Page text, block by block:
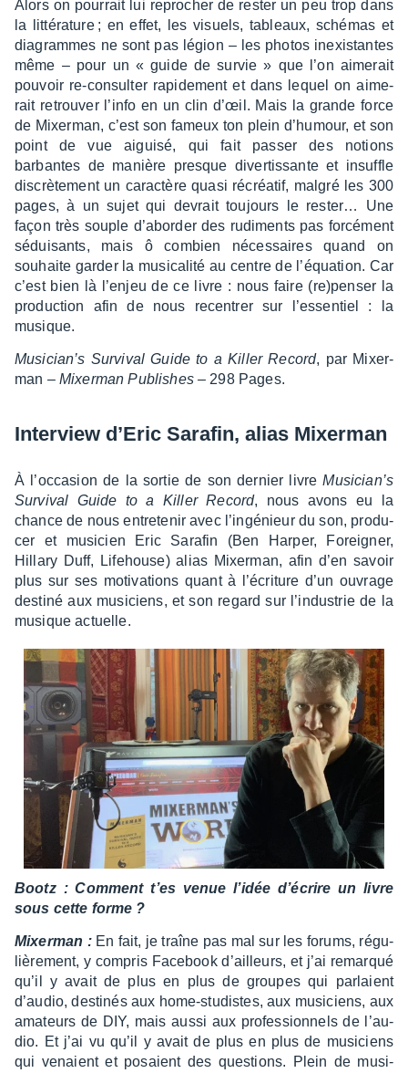
Alors on pour­rait lui repro­cher de rester un peu trop dans
la litté­ra­ture ; en effet, les visuels, tableaux, sché­mas et
diagrammes ne sont pas légion – les photos inexis­tantes
même – pour un « guide de survie » que l’on aime­rait
pouvoir re-consul­ter rapi­de­ment et dans lequel on aime­
rait retrou­ver l’info en un clin d’œil. Mais la grande force
de Mixer­man, c’est son fameux ton plein d’hu­mour, et son
point de vue aiguisé, qui fait passer des notions
barbantes de manière presque diver­tis­sante et insuffle
discrè­te­ment un carac­tère quasi récréa­tif, malgré les 300
pages, à un sujet qui devrait toujours le rester… Une
façon très souple d’abor­der des rudi­ments pas forcé­ment
sédui­sants, mais ô combien néces­saires quand on
souhaite garder la musi­ca­lité au centre de l’équa­tion. Car
c’est bien là l’enjeu de ce livre : nous faire (re)penser la
produc­tion afin de nous recen­trer sur l’es­sen­tiel : la
musique.
Musi­cian’s Survi­val Guide to a Killer Record, par Mixer­
man – Mixer­man Publishes – 298 Pages.
Inter­view d’Eric Sara­fin, alias Mixer­man
À l’oc­ca­sion de la sortie de son dernier livreMusi­cian’s
Survi­val Guide to a Killer Record, nous avons eu la
chance de nous entre­te­nir avec l’in­gé­nieur du son, produ­
cer et musi­cien Eric Sara­fin (Ben Harper, Forei­gner,
Hillary Duff, Life­house) alias Mixer­man, afin d’en savoir
plus sur ses moti­va­tions quant à l’écri­ture d’un ouvrage
destiné aux musi­ciens, et son regard sur l’in­dus­trie de la
musique actuelle.
Bootz : Comment t’es venue l’idée d’écrire un livre
sous cette forme ?
Mixer­man :En fait, je traîne pas mal sur les forums, régu­
liè­re­ment, y compris Face­book d’ailleurs, et j’ai remarqué
qu’il y avait de plus en plus de groupes qui parlaient
d’au­dio, desti­nés aux home-studistes, aux musi­ciens, aux
amateurs de DIY, mais aussi aux profes­sion­nels de l’au­
dio. Et j’ai vu qu’il y avait de plus en plus de musi­ciens
qui venaient et posaient des ques­tions. Plein de musi­